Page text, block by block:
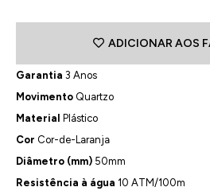
ADICIONAR AOS
Garantia 3 Anos
Movimento Quartzo
Material
Plástico
Cor Cor-de-Laranja
Diâmetro (mm) 50mm
Resistência à água 10 ATM/100m